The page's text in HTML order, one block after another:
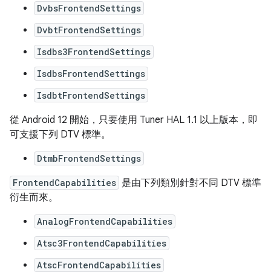
DvbsFrontendSettings
DvbtFrontendSettings
Isdbs3FrontendSettings
IsdbsFrontendSettings
IsdbtFrontendSettings
從 Android 12 開始，只要使用 Tuner HAL 1.1 以上版本，即
可支援下列 DTV 標準。
DtmbFrontendSettings
FrontendCapabilities 是由下列類別針對不同 DTV 標準
衍生而來。
AnalogFrontendCapabilities
Atsc3FrontendCapabilities
AtscFrontendCapabilities